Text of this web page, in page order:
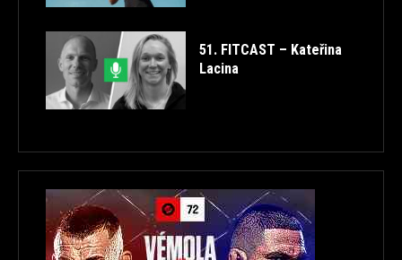
51. FITCAST – Kateřina
Lacina